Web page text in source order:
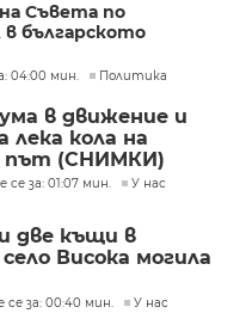
Съвета по
българското
04:00 мин. Политика
в движение и
лека кола на
път (СНИМКИ)
се за: 01:07 мин. У нас
две къщи в
Висока могила
се за: 00:40 мин. У нас